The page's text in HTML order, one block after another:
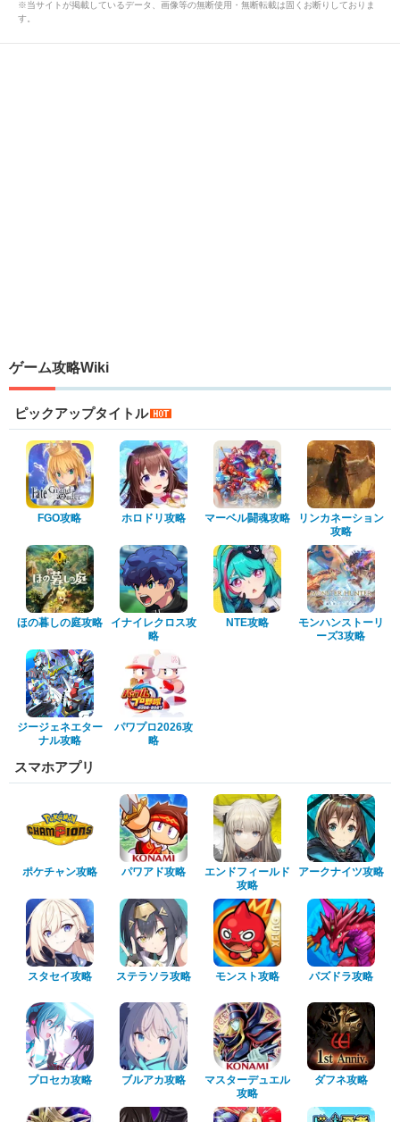
※当サイトが掲載しているデータ、画像等の無断使用・無断転載は固くお断りしておりま
す。
ゲーム攻略Wiki
ピックアップタイトル
FGO攻略 ホロドリ攻略 マーベル闘魂攻略
リンカネーション
攻略
ほの暮しの庭攻略
イナイレクロス攻
略
NTE攻略
モンハンストーリ
ーズ3攻略
ジージェネエター
ナル攻略
パワプロ2026攻
略
スマホアプリ
ポケチャン攻略 パワアド攻略
エンドフィールド
攻略
アークナイツ攻略
スタセイ攻略 ステラソラ攻略 モンスト攻略 パズドラ攻略
プロセカ攻略 ブルアカ攻略
マスターデュエル
攻略
ダフネ攻略